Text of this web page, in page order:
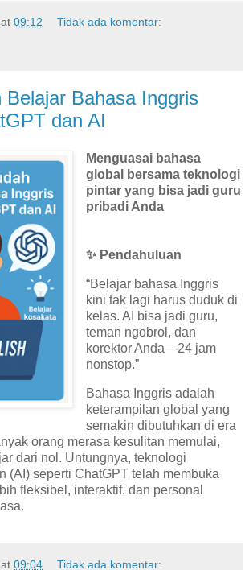
at 09:12 Tidak ada komentar:
Belajar Bahasa Inggris
dan AI
Menguasai bahasa
global bersama teknologi
pintar yang bisa jadi guru
pribadi Anda
✨ Pendahuluan
“Belajar bahasa Inggris
kini tak lagi harus duduk di
kelas. AI bisa jadi guru,
teman ngobrol, dan
korektor Anda—24 jam
nonstop.”
Bahasa Inggris adalah
keterampilan global yang
semakin dibutuhkan di era
orang merasa kesulitan memulai,
dari nol. Untungnya, teknologi
(AI) seperti ChatGPT telah membuka
fleksibel, interaktif, dan personal
at 09:04 Tidak ada komentar: